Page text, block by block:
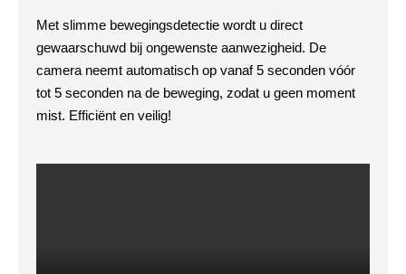
Met slimme bewegingsdetectie wordt u direct
gewaarschuwd bij ongewenste aanwezigheid. De
camera neemt automatisch op vanaf 5 seconden vóór
tot 5 seconden na de beweging, zodat u geen moment
mist. Efficiënt en veilig!